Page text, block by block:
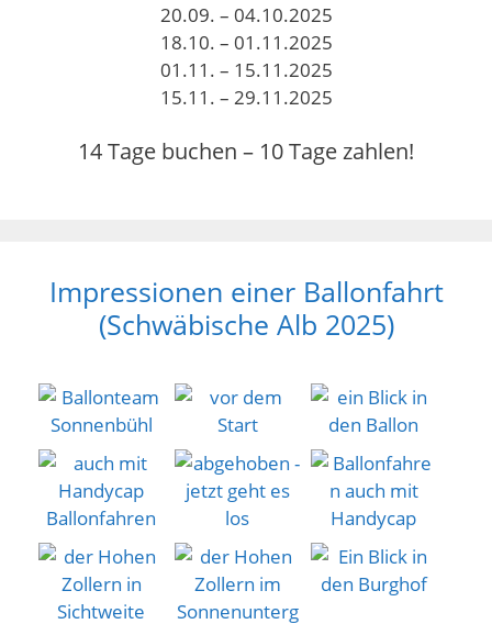
20.09. – 04.10.2025
18.10. – 01.11.2025
01.11. – 15.11.2025
15.11. – 29.11.2025
14 Tage buchen – 10 Tage zahlen!
Impressionen einer Ballonfahrt
(Schwäbische Alb 2025)